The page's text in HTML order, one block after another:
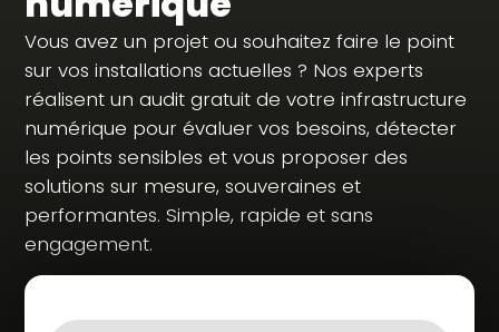
Vous avez un projet ou souhaitez faire le point
sur vos installations actuelles ? Nos experts
réalisent un audit gratuit de votre infrastructure
numérique pour évaluer vos besoins, détecter
les points sensibles et vous proposer des
solutions sur mesure, souveraines et
performantes. Simple, rapide et sans
engagement.